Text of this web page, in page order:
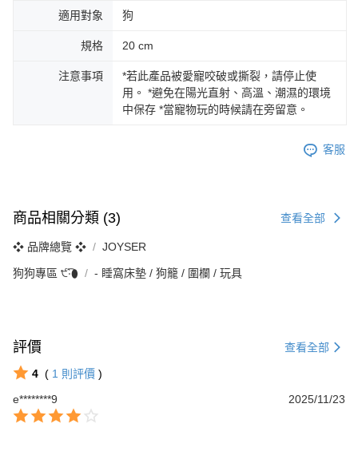
適用對象 狗
規格 20 cm
注意事項
*若此產品被愛寵咬破或撕裂，請停止使
用。 *避免在陽光直射、高溫、潮濕的環境
中保存 *當寵物玩的時候請在旁留意。
客服
商品相關分類 (3) 查看全部
❖ 品牌總覽 ❖ JOYSER
狗狗專區 ੯‧̀͡⬮ ‐ 睡窩床墊 / 狗籠 / 圍欄 / 玩具
評價 查看全部
4 ( 1 則評價 )
e********9
2025/11/23